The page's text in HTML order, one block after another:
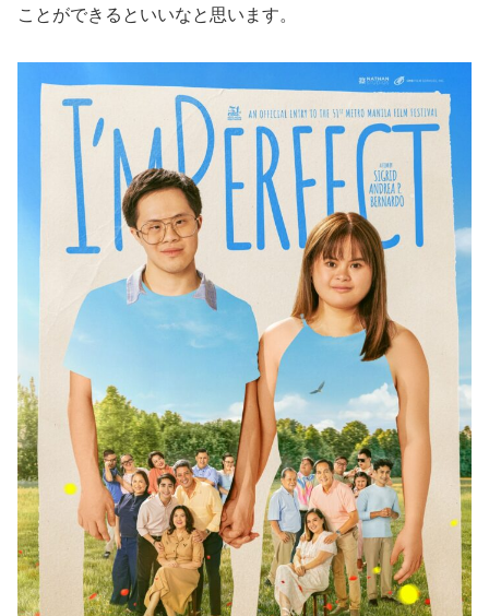
ことができるといいなと思います。